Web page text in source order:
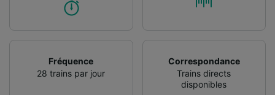
Fréquence
28 trains par jour
Correspondance
Trains directs
disponibles